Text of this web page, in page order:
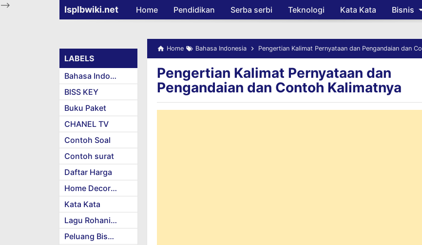
-->
Skip to main content
Isplbwiki.net Home Pendidikan Serba serbi Teknologi Kata Kata Bisnis
Home Bahasa Indonesia Pengertian Kalimat Pernyataan dan Pengandaian dan Contoh Kalimatnya
Pengertian Kalimat Pernyataan dan
Pengandaian dan Contoh Kalimatnya
LABELS
Bahasa Indonesia
BISS KEY
Buku Paket
CHANEL TV
Contoh Soal
Contoh surat
Daftar Harga
Home Decoration
Kata Kata
Lagu Rohani Kristen
Peluang Bisnis